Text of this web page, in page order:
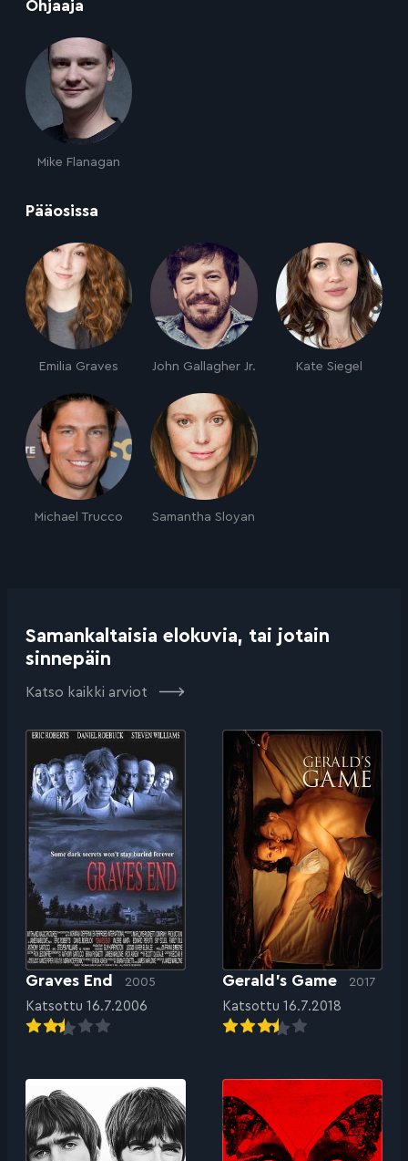
Ohjaaja
Mike Flanagan
Pääosissa
Emilia Graves John Gallagher Jr. Kate Siegel
Michael Trucco Samantha Sloyan
Samankaltaisia elokuvia, tai jotain
sinnepäin
Katso kaikki arviot
Graves End 2005
Katsottu 16.7.2006
Gerald’s Game 2017
Katsottu 16.7.2018